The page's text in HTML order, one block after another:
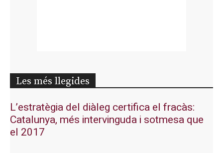
Les més llegides
L’estratègia del diàleg certifica el fracàs:
Catalunya, més intervinguda i sotmesa que
el 2017